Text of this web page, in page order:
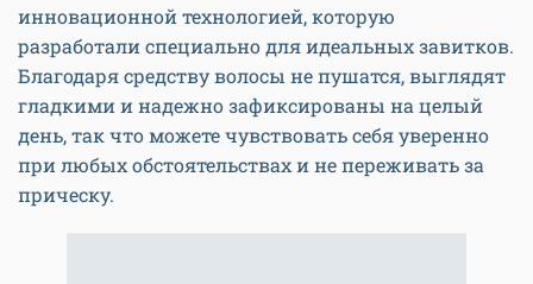
инновационной технологией, которую
разработали специально для идеальных завитков.
Благодаря средству волосы не пушатся, выглядят
гладкими и надежно зафиксированы на целый
день, так что можете чувствовать себя уверенно
при любых обстоятельствах и не переживать за
прическу.